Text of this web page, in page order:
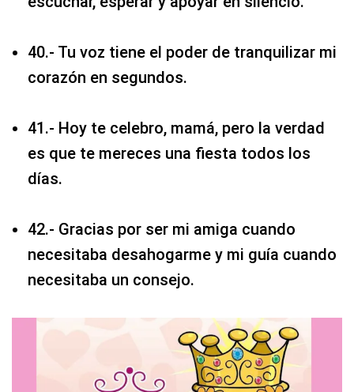
40.- Tu voz tiene el poder de tranquilizar mi
corazón en segundos.
41.- Hoy te celebro, mamá, pero la verdad
es que te mereces una fiesta todos los
días.
42.- Gracias por ser mi amiga cuando
necesitaba desahogarme y mi guía cuando
necesitaba un consejo.